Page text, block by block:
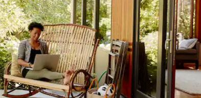
hacia arriba y hacia abajo o explorá deslizando el dedo.